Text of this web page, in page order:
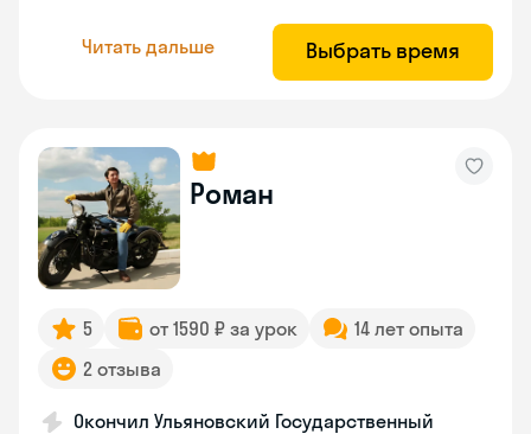
Читать дальше Выбрать время
Роман
5 от 1590 ₽ за урок
14 лет опыта
2 отзыва
Окончил Ульяновский Государственный